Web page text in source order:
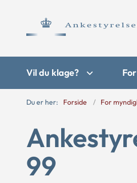
Vil du klage?
Du er her: Forside For
99